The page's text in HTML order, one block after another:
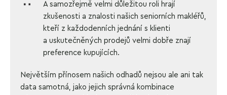
A samozřejmě velmi důležitou roli hrají
zkušenosti a znalosti našich seniorních makléřů,
kteří z každodenních jednání s klienti
a uskutečněných prodejů velmi dobře znají
preference kupujících.
Největším přínosem našich odhadů nejsou ale ani tak
data samotná, jako jejich správná kombinace